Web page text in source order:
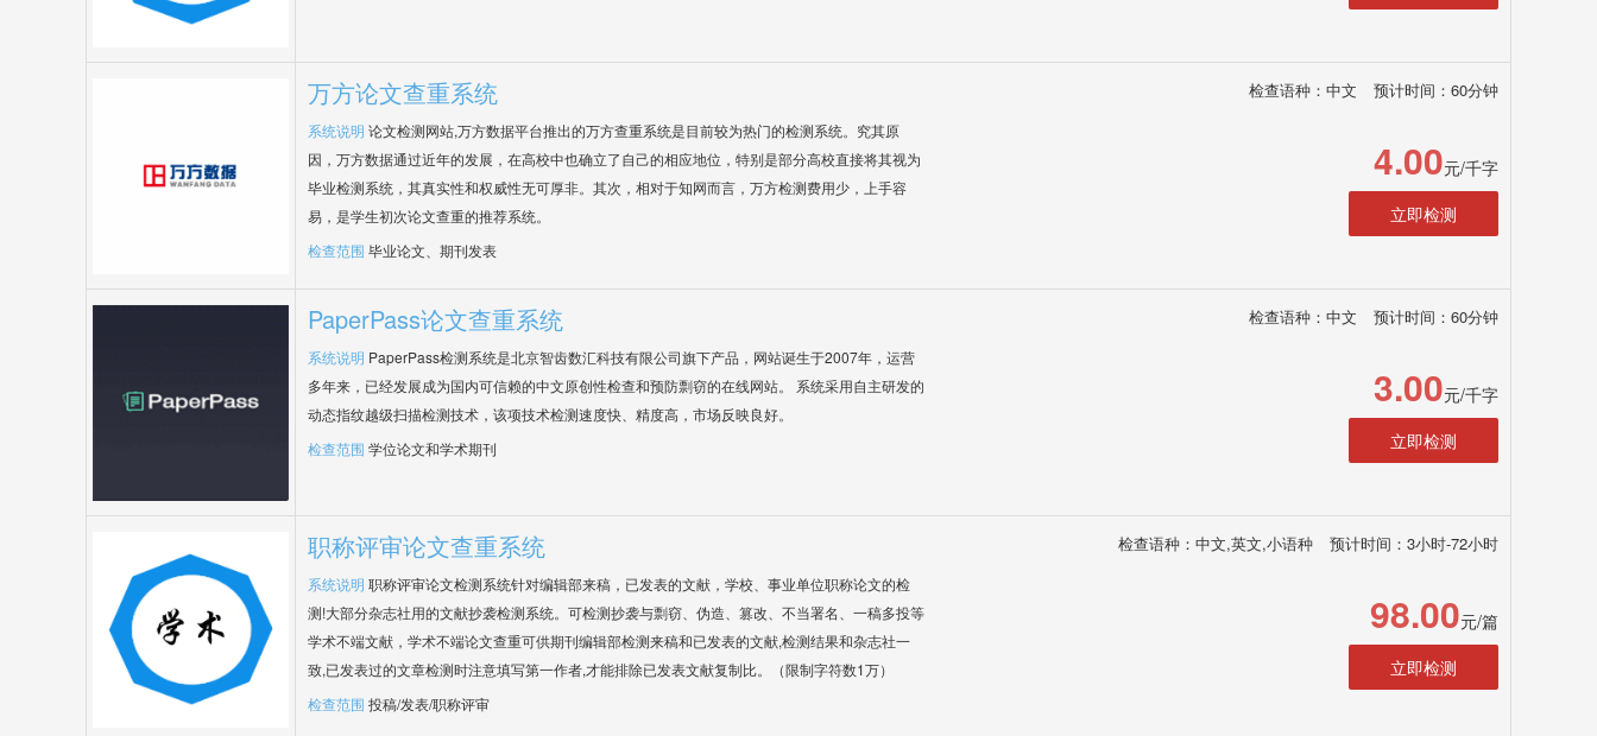
万方论文查重系统 检查语种：中文 预计时间：60分钟
系统说明 论文检测网站,万方数据平台推出的万方查重系统是目前较为热门的检测系统。究其原
因，万方数据通过近年的发展，在高校中也确立了自己的相应地位，特别是部分高校直接将其视为
毕业检测系统，其真实性和权威性无可厚非。其次，相对于知网而言，万方检测费用少，上手容
易，是学生初次论文查重的推荐系统。
检查范围 毕业论文、期刊发表
4.00元/千字
立即检测
PaperPass论文查重系统 检查语种：中文 预计时间：60分钟
系统说明 PaperPass检测系统是北京智齿数汇科技有限公司旗下产品，网站诞生于2007年，运营
多年来，已经发展成为国内可信赖的中文原创性检查和预防剽窃的在线网站。 系统采用自主研发的
动态指纹越级扫描检测技术，该项技术检测速度快、精度高，市场反映良好。
检查范围 学位论文和学术期刊
3.00元/千字
立即检测
职称评审论文查重系统 检查语种：中文,英文,小语种 预计时间：3小时-72小时
系统说明 职称评审论文检测系统针对编辑部来稿，已发表的文献，学校、事业单位职称论文的检
测!大部分杂志社用的文献抄袭检测系统。可检测抄袭与剽窃、伪造、篡改、不当署名、一稿多投等
学术不端文献，学术不端论文查重可供期刊编辑部检测来稿和已发表的文献,检测结果和杂志社一
致,已发表过的文章检测时注意填写第一作者,才能排除已发表文献复制比。（限制字符数1万）
检查范围 投稿/发表/职称评审
98.00元/篇
立即检测